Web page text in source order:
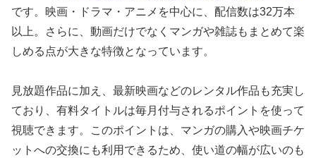
です。映画・ドラマ・アニメを中心に、配信数は32万本
以上。さらに、動画だけでなくマンガや雑誌もまとめて楽
しめる点が大きな特徴となっています。
見放題作品に加え、最新映画などのレンタル作品も充実し
ており、有料タイトルは毎月付与されるポイントを使って
視聴できます。このポイントは、マンガの購入や映画チケ
ットへの交換にも利用できるため、使い道の幅が広いのも